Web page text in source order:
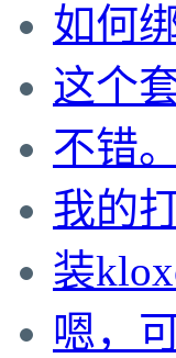
如何
这个
不错
我的
装
嗯，